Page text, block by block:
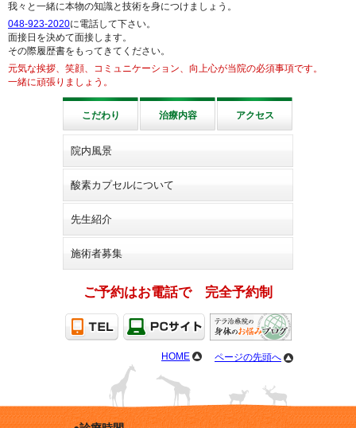
我々と一緒に本物の知識と技術を身につけましょう。
048-923-2020に電話して下さい。
面接日を決めて面接します。
その際履歴書をもってきてください。
元気な挨拶、笑顔、コミュニケーション、向上心が当院の必須事項です。
一緒に頑張りましょう。
こだわり 治療内容 アクセス
院内風景
酸素カプセルについて
先生紹介
施術者募集
ご予約はお電話で 完全予約制
ページの先頭へ
HOME